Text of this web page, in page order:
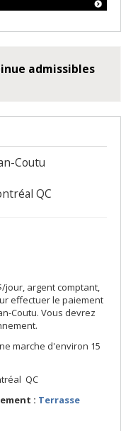
admissibles
Coutu
QC
jour, argent comptant,
effectuer le paiement
Coutu. Vous devrez
marche d'environ 15
QC
: Terrasse